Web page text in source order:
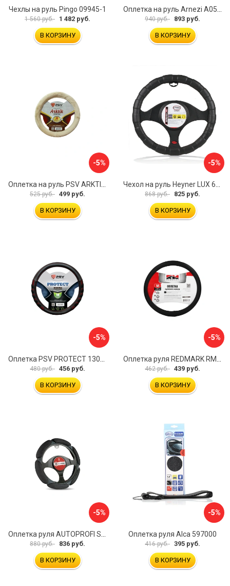
Чехлы на руль Pingo 09945-1
1 560 руб. 1 482 руб.
В КОРЗИНУ
940 руб. 893 руб.
В КОРЗИНУ
-5%
525 руб. 499 руб.
В КОРЗИНУ
-5%
868 руб. 825 руб.
В КОРЗИНУ
-5%
Оплетка PSV PROTECT 130503
480 руб. 456 руб.
В КОРЗИНУ
-5%
Оплетка руля REDMARK RM78002
462 руб. 439 руб.
В КОРЗИНУ
-5%
880 руб. 836 руб.
В КОРЗИНУ
-5%
Оплетка руля Alca 597000
416 руб. 395 руб.
В КОРЗИНУ